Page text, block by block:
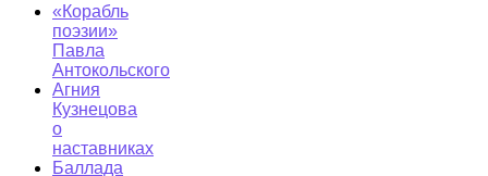
«Корабль
поэзии»
Павла
Антокольского
Агния
Кузнецова
о
наставниках
Баллада